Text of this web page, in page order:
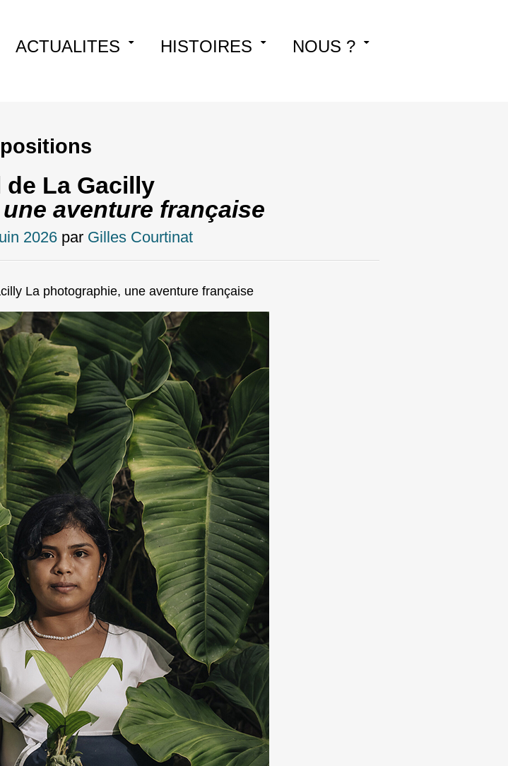
Skip
ACTUALITES HISTOIRES NOUS ?
de La Gacilly
aventure française
2026 par Gilles Courtinat
La photographie, une aventure française